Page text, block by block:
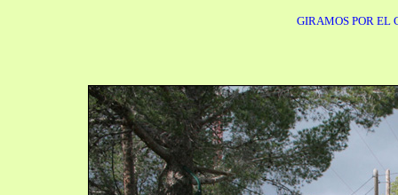
GIRAMOS POR EL